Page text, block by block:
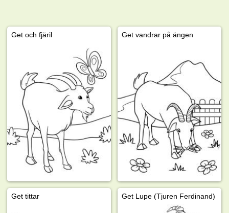
Get och fjäril Get vandrar på ängen
Get tittar Get Lupe (Tjuren Ferdinand)